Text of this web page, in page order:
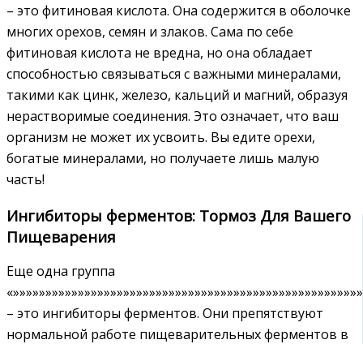
– это фитиновая кислота. Она содержится в оболочке
многих орехов, семян и злаков. Сама по себе
фитиновая кислота не вредна, но она обладает
способностью связываться с важными минералами,
такими как цинк, железо, кальций и магний, образуя
нерастворимые соединения. Это означает, что ваш
организм не может их усвоить. Вы едите орехи,
богатые минералами, но получаете лишь малую
часть!
Ингибиторы ферментов: Тормоз Для Вашего
Пищеварения
Еще одна группа
– это ингибиторы ферментов. Они препятствуют
нормальной работе пищеварительных ферментов в